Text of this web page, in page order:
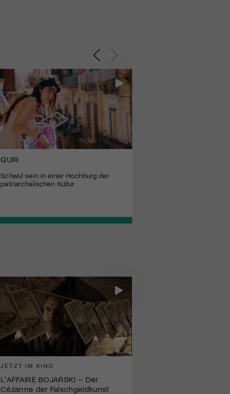
QUIR
Schwul sein in einer Hochburg der
patriarchalischen Kultur
JETZT IM KINO
L'AFFAIRE BOJARSKI – Der
Cézanne der Falschgeldkunst